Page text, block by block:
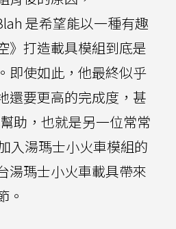
是希望能以一種有趣
》打造載具模組到底是
即使如此，他最終似乎
還要更高的完成度，甚
助，也就是另一位常常
入湯瑪士小火車模組的
湯瑪士小火車載具帶來
。